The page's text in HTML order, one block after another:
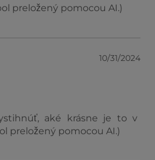
preložený pomocou AI.)
10/31/2024
aké krásne je to v
preložený pomocou AI.)